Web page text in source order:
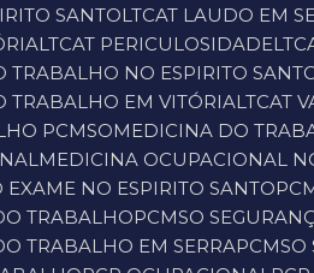
SANTO LTCAT LAUDO EM
LTCAT PERICULOSIDADE
TRABALHO NO ESPIRITO
TRABALHO EM VITÓRIA LTCAT
PCMSO
MEDICINA DO
MEDICINA OCUPACIONAL
EXAME NO ESPIRITO SANTO
TRABALHO
PCMSO
TRABALHO EM SERRA